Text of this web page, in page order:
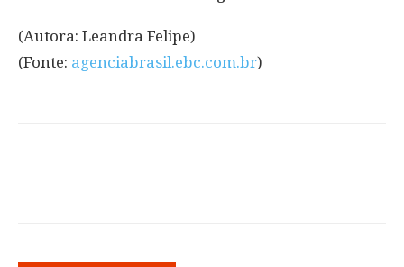
(Autora: Leandra Felipe)
(Fonte: agenciabrasil.ebc.com.br)